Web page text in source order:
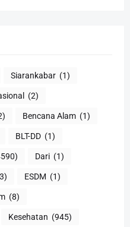
Siarankabar (1)
(2)
Bencana Alam (1)
BLT-DD (1)
Dari (1)
ESDM (1)
(8)
Kesehatan (945)